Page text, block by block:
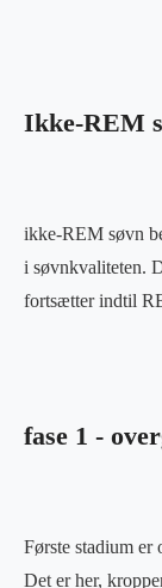
Ikke-REM
ikke-REM søvn
i søvnkvaliteten.
fortsætter indtil
fase 1 -
Første stadium er
Det er her,